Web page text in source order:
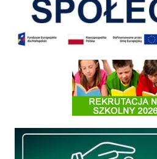
Informacja o terminach
Międzyzakładowa Kasa Zapomogowo -